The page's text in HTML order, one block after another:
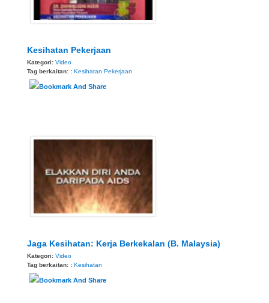
Kesihatan Pekerjaan
Kategori: Video
Tag berkaitan: : Kesihatan Pekerjaan
Jaga Kesihatan: Kerja Berkekalan (B. Malaysia)
Kategori: Video
Tag berkaitan: : Kesihatan